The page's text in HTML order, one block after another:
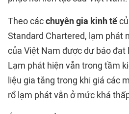
Theo cácchuyên gia kinh tế
Standard Chartered, lạm phát
của Việt Nam được dự báo đạt
Lạm phát hiện vẫn trong tầm
liệu gia tăng trong khi giá các
rổ lạm phát vẫn ở mức khá